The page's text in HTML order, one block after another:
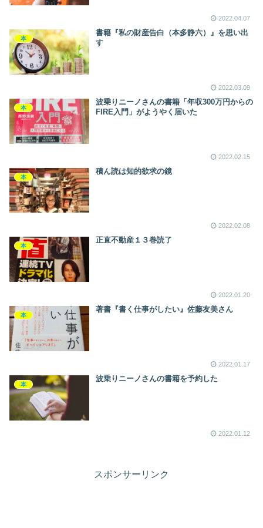
2022.04.07
本
書籍『私の財産告白（本多静六）』を思い出
す
2022.03.09
本
波乗りニーノさんの書籍「年収300万円からの
FIRE入門」がようやく届いた
2022.02.15
本
積ん読は知的欲求の鏡
2022.02.08
本
正直不動産１３巻読了
2022.01.20
本
著書『書く仕事がしたい』佐藤友美さん
2022.01.17
本
波乗りニーノさんの書籍を予約した
2022.01.12
スポンサーリンク